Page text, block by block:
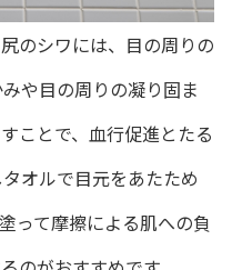
のシワには、目の周りの
や目の周りの凝り固ま
ことで、血行促進とたる
オルで目元をあたため
って摩擦による肌への負